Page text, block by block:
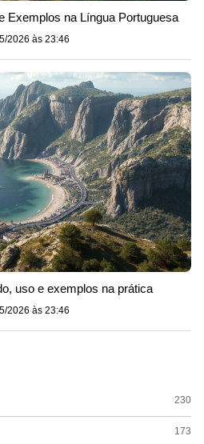
Exemplos na Língua Portuguesa
2026 às 23:46
uso e exemplos na prática
2026 às 23:46
230
173